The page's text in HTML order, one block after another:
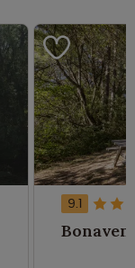
9.1